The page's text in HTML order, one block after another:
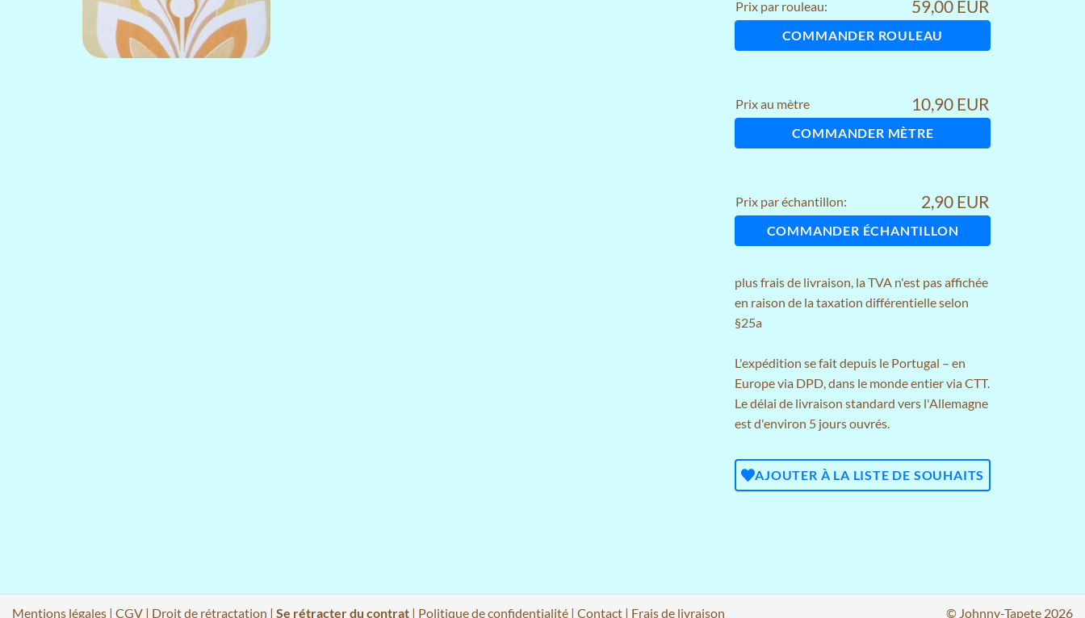
Prix par rouleau: 59,00 EUR
COMMANDER ROULEAU
Prix au mètre 10,90 EUR
COMMANDER MÈTRE
Prix par échantillon: 2,90 EUR
COMMANDER ÉCHANTILLON
plusfrais de livraison, la TVA n'est pas affichée
en raison de la taxation différentielle selon
§25a
L'expédition se fait depuis le Portugal – en
Europe via DPD, dans le monde entier via CTT.
Le délai de livraison standard vers l'Allemagne
est d'environ 5 jours ouvrés.
AJOUTER À LA LISTE DE SOUHAITS
Mentions légales | CGV | Droit de rétractation | Se rétracter du contrat | Politique de confidentialité | Contact | Frais de livraison © Johnny-Tapete 2026